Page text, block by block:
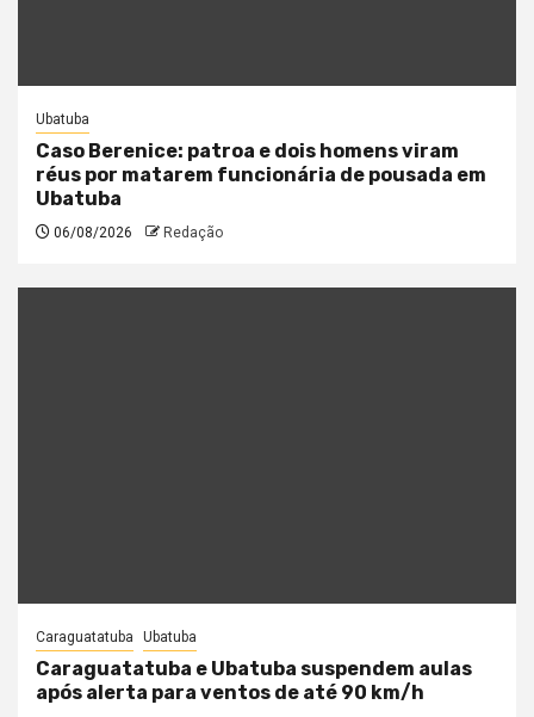
Ubatuba
Caso Berenice: patroa e dois homens viram
réus por matarem funcionária de pousada em
Ubatuba
06/08/2026 Redação
Caraguatatuba Ubatuba
Caraguatatuba e Ubatuba suspendem aulas
após alerta para ventos de até 90 km/h